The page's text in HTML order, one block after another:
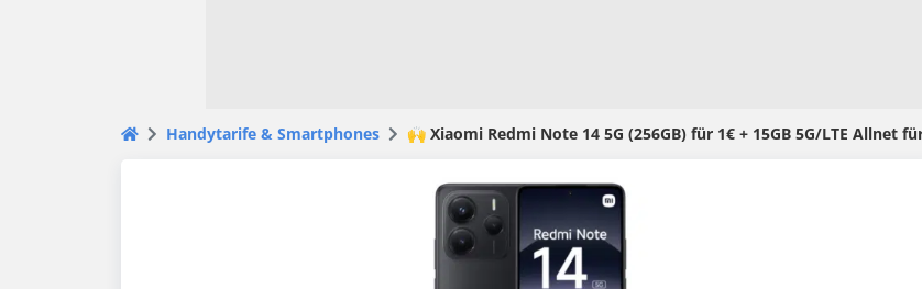
Handytarife & Smartphones 🙌 Xiaomi Redmi Note 14 5G (256GB) für 1€ + 15GB 5G/LTE Allnet